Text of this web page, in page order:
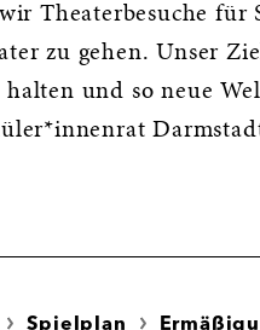
Theaterbesuche
zu gehen. Unser
und so neue
Spielplan